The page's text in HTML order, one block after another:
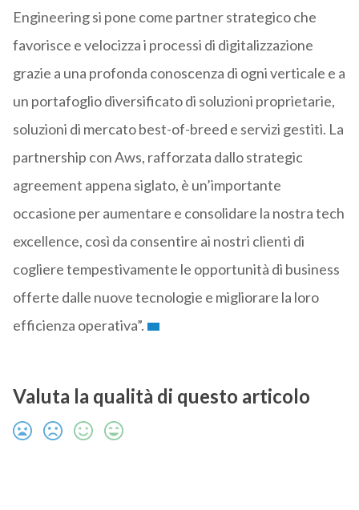
Engineering si pone come partner strategico che
favorisce e velocizza i processi di digitalizzazione
grazie a una profonda conoscenza di ogni verticale e a
un portafoglio diversificato di soluzioni proprietarie,
soluzioni di mercato best-of-breed e servizi gestiti. La
partnership con Aws, rafforzata dallo strategic
agreement appena siglato, è un’importante
occasione per aumentare e consolidare la nostra tech
excellence, così da consentire ai nostri clienti di
cogliere tempestivamente le opportunità di business
offerte dalle nuove tecnologie e migliorare la loro
efficienza operativa”.
Valuta la qualità di questo articolo